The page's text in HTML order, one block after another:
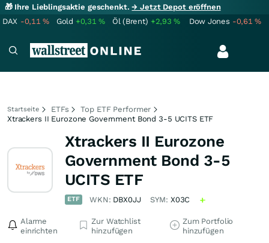
🎁 Ihre Lieblingsaktie geschenkt.→ Jetzt Depot eröffnen
DAX -0,11% Gold +0,31% Öl (Brent) +2,93% Dow Jones -0,61%
Startseite ETFs
Top ETF Performer
Xtrackers II Eurozone Government Bond 3-5 UCITS ETF
Xtrackers II Eurozone
Government Bond 3-5
UCITS ETF
ETF WKN: DBX0JJ SYM: X03C
Alarme
einrichten
Zur Watchlist
hinzufügen
Zum Portfolio
hinzufügen